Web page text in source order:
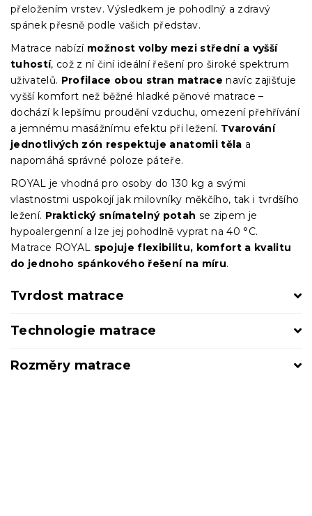
přeložením vrstev. Výsledkem je pohodlný a zdravý
spánek přesně podle vašich představ.
Matrace nabízí možnost volby mezi střední a vyšší
tuhostí, což z ní činí ideální řešení pro široké spektrum
uživatelů. Profilace obou stran matrace navíc zajišťuje
vyšší komfort než běžné hladké pěnové matrace –
dochází k lepšímu proudění vzduchu, omezení přehřívání
a jemnému masážnímu efektu při ležení. Tvarování
jednotlivých zón respektuje anatomii těla a
napomáhá správné poloze páteře.
ROYAL je vhodná pro osoby do 130 kg a svými
vlastnostmi uspokojí jak milovníky měkčího, tak i tvrdšího
ležení. Praktický snímatelný potah se zipem je
hypoalergenní a lze jej pohodlně vyprat na 40 °C.
Matrace ROYAL spojuje flexibilitu, komfort a kvalitu
do jednoho spánkového řešení na míru.
Tvrdost matrace
Technologie matrace
Rozměry matrace